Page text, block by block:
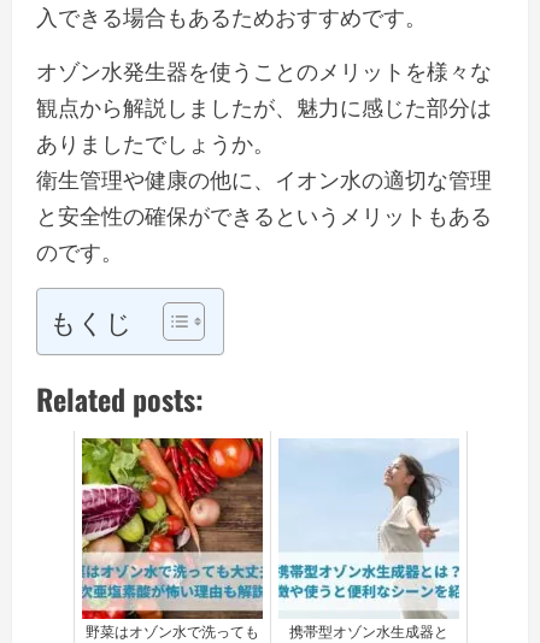
入できる場合もあるためおすすめです。
オゾン水発生器を使うことのメリットを様々な
観点から解説しましたが、魅力に感じた部分は
ありましたでしょうか。
衛生管理や健康の他に、イオン水の適切な管理
と安全性の確保ができるというメリットもある
のです。
もくじ
Related posts:
野菜はオゾン水で洗っても
携帯型オゾン水生成器と